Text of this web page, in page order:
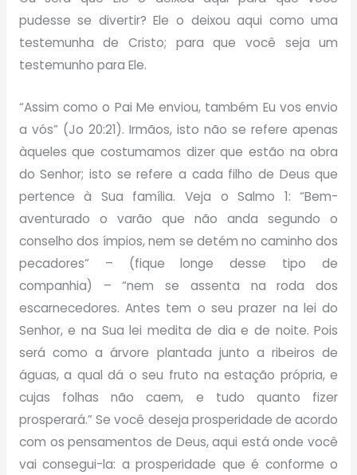
pudesse se divertir? Ele o deixou aqui como uma
testemunha de Cristo; para que você seja um
testemunho para Ele.
“Assim como o Pai Me enviou, também Eu vos envio
a vós” (Jo 20:21). Irmãos, isto não se refere apenas
àqueles que costumamos dizer que estão na obra
do Senhor; isto se refere a cada filho de Deus que
pertence à Sua família. Veja o Salmo 1: “Bem-
aventurado o varão que não anda segundo o
conselho dos ímpios, nem se detém no caminho dos
pecadores” – (fique longe desse tipo de
companhia) – “nem se assenta na roda dos
escarnecedores. Antes tem o seu prazer na lei do
Senhor, e na Sua lei medita de dia e de noite. Pois
será como a árvore plantada junto a ribeiros de
águas, a qual dá o seu fruto na estação própria, e
cujas folhas não caem, e tudo quanto fizer
prosperará.” Se você deseja prosperidade de acordo
com os pensamentos de Deus, aqui está onde você
vai consegui-la: a prosperidade que é conforme o